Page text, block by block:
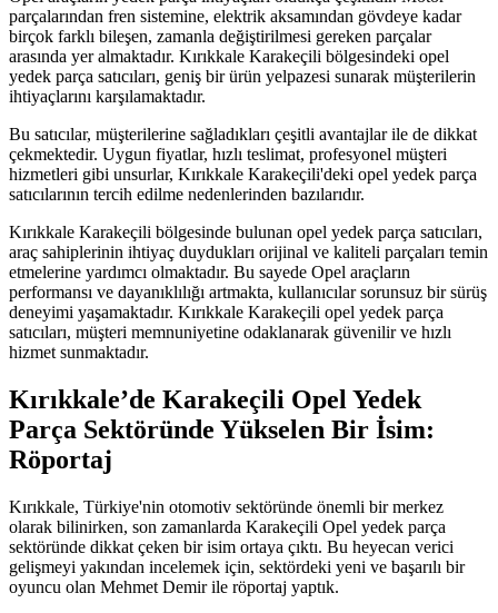
parçalarından fren sistemine, elektrik aksamından gövdeye kadar
birçok farklı bileşen, zamanla değiştirilmesi gereken parçalar
arasında yer almaktadır. Kırıkkale Karakeçili bölgesindeki opel
yedek parça satıcıları, geniş bir ürün yelpazesi sunarak müşterilerin
ihtiyaçlarını karşılamaktadır.
Bu satıcılar, müşterilerine sağladıkları çeşitli avantajlar ile de dikkat
çekmektedir. Uygun fiyatlar, hızlı teslimat, profesyonel müşteri
hizmetleri gibi unsurlar, Kırıkkale Karakeçili'deki opel yedek parça
satıcılarının tercih edilme nedenlerinden bazılarıdır.
Kırıkkale Karakeçili bölgesinde bulunan opel yedek parça satıcıları,
araç sahiplerinin ihtiyaç duydukları orijinal ve kaliteli parçaları temin
etmelerine yardımcı olmaktadır. Bu sayede Opel araçların
performansı ve dayanıklılığı artmakta, kullanıcılar sorunsuz bir sürüş
deneyimi yaşamaktadır. Kırıkkale Karakeçili opel yedek parça
satıcıları, müşteri memnuniyetine odaklanarak güvenilir ve hızlı
hizmet sunmaktadır.
Kırıkkale’de Karakeçili Opel Yedek
Parça Sektöründe Yükselen Bir İsim:
Röportaj
Kırıkkale, Türkiye'nin otomotiv sektöründe önemli bir merkez
olarak bilinirken, son zamanlarda Karakeçili Opel yedek parça
sektöründe dikkat çeken bir isim ortaya çıktı. Bu heyecan verici
gelişmeyi yakından incelemek için, sektördeki yeni ve başarılı bir
oyuncu olan Mehmet Demir ile röportaj yaptık.